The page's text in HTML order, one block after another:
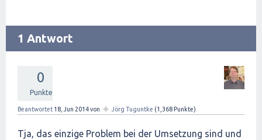
1 Antwort
0
Punkte
Beantwortet 18, Jun 2014von ✦ Jörg Tuguntke (1,368 Punkte)
Tja, das einzige Problem bei der Umsetzung sind und